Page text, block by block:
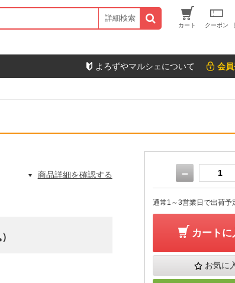
詳細検索
カート クーポン
よろずやマルシェについて 会
商品詳細を確認する －
通常1～3営業日で出荷予
カートに
お気に